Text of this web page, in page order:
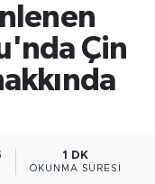
Çin
1 DK
OKUNMA SÜRESI